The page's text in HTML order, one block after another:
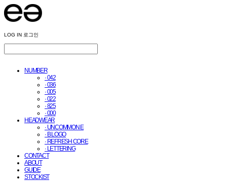
LOG IN 로그인
NUMBER
· 042
· 036
· 005
· 022
· 825
· 000
HEADWEAR
· UNCOMMON E
· B LOGO
· REFRESH CORE
· LETTERING
CONTACT
ABOUT
GUIDE
STOCKIST